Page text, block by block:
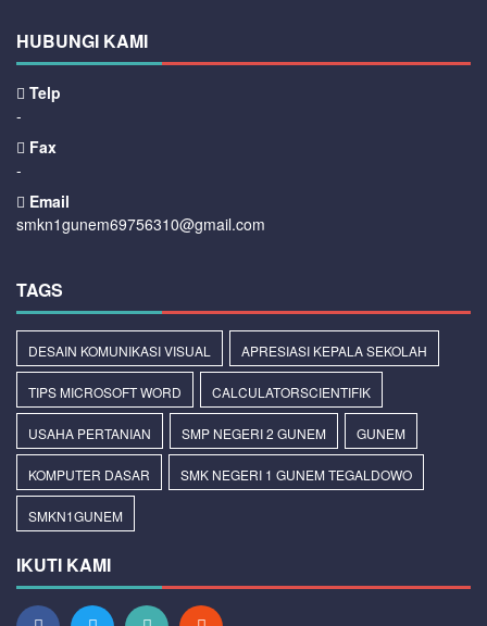
HUBUNGI KAMI
Telp
-
Fax
-
Email
smkn1gunem69756310@gmail.com
TAGS
DESAIN KOMUNIKASI VISUAL APRESIASI KEPALA SEKOLAH
TIPS MICROSOFT WORD CALCULATORSCIENTIFIK
USAHA PERTANIAN SMP NEGERI 2 GUNEM GUNEM
KOMPUTER DASAR SMK NEGERI 1 GUNEM TEGALDOWO
SMKN1GUNEM
IKUTI KAMI